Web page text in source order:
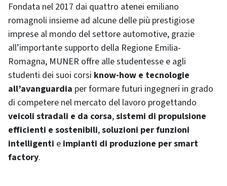
Fondata nel 2017 dai quattro atenei emiliano
romagnoli insieme ad alcune delle più prestigiose
imprese al mondo del settore automotive, grazie
all’importante supporto della Regione Emilia-
Romagna, MUNER offre alle studentesse e agli
studenti dei suoi corsi know-how e tecnologie
all’avanguardia per formare futuri ingegneri in grado
di competere nel mercato del lavoro progettando
veicoli stradali e da corsa,sistemi di propulsione
efficienti e sostenibili,soluzioni per funzioni
intelligenti e impianti di produzione per smart
factory.